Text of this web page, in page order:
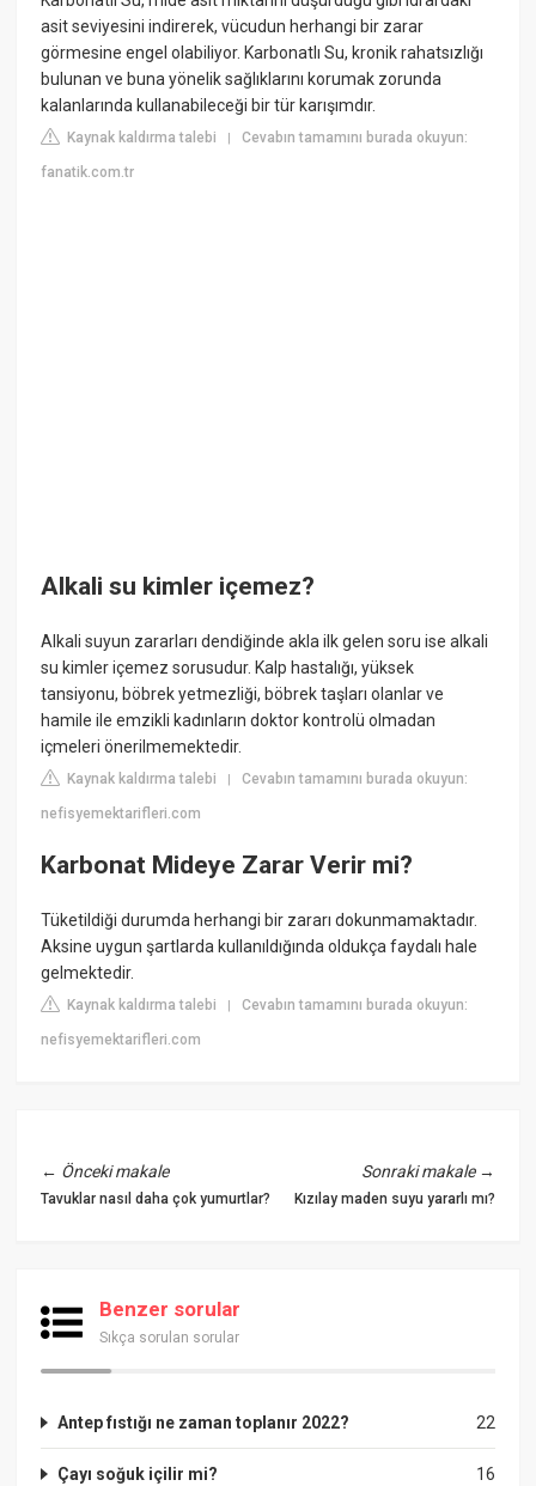
asit seviyesini indirerek, vücudun herhangi bir zarar
görmesine engel olabiliyor. Karbonatlı Su, kronik rahatsızlığı
bulunan ve buna yönelik sağlıklarını korumak zorunda
kalanlarında kullanabileceği bir tür karışımdır.
Kaynak kaldırma talebi |Cevabın tamamını burada okuyun:
fanatik.com.tr
Alkali su kimler içemez?
Alkali suyun zararları dendiğinde akla ilk gelen soru ise alkali
su kimler içemez sorusudur. Kalp hastalığı, yüksek
tansiyonu, böbrek yetmezliği, böbrek taşları olanlar ve
hamile ile emzikli kadınların doktor kontrolü olmadan
içmeleri önerilmemektedir.
Kaynak kaldırma talebi |Cevabın tamamını burada okuyun:
nefisyemektarifleri.com
Karbonat Mideye Zarar Verir mi?
Tüketildiği durumda herhangi bir zararı dokunmamaktadır.
Aksine uygun şartlarda kullanıldığında oldukça faydalı hale
gelmektedir.
Kaynak kaldırma talebi |Cevabın tamamını burada okuyun:
nefisyemektarifleri.com
← Önceki makale
Tavuklar nasıl daha çok yumurtlar?
Sonraki makale→
Kızılay maden suyu yararlı mı?
Benzer sorular
Sıkça sorulan sorular
22
Antep fıstığı ne zaman toplanır 2022?
16
Çayı soğuk içilir mi?